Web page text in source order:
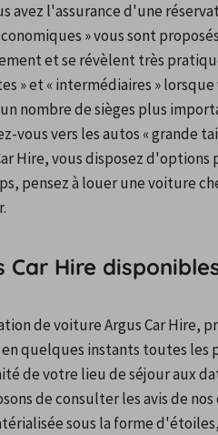
avez l'assurance d'une
» vous sont
et se révèlent très
» et « intermédiaires »
nombre de sièges plus
vers les autos « grande
Hire, vous disposez
pensez à louer une voiture
Hire
de voiture Argus Car Hire,
en quelques instants toutes
de votre lieu de séjour aux
de consulter les avis de
sous la forme